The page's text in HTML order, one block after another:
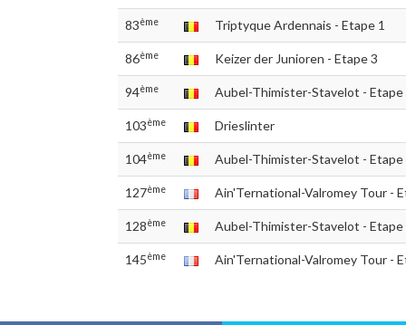
83ème Triptyque Ardennais - Etape 1
86ème Keizer der Junioren - Etape 3
94ème Aubel-Thimister-Stavelot - Etape
103ème Drieslinter
104ème Aubel-Thimister-Stavelot - Etape
127ème Ain'Ternational-Valromey Tour -
128ème Aubel-Thimister-Stavelot - Etape
145ème Ain'Ternational-Valromey Tour -